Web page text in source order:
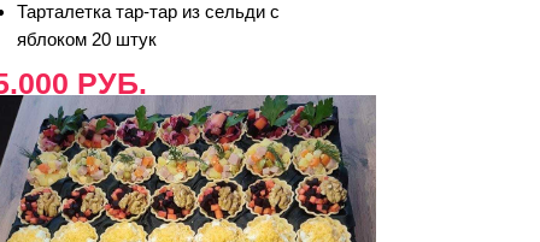
Тарталетка тар-тар из сельди с
яблоком 20 штук
РУБ.